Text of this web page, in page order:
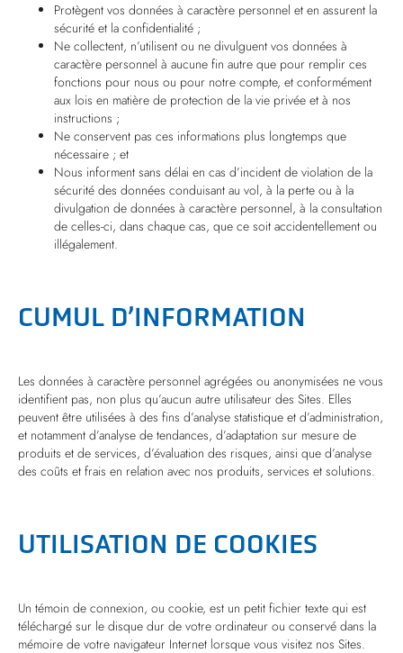
Protègent vos données à caractère personnel et en assurent la
sécurité et la confidentialité ;
Ne collectent, n’utilisent ou ne divulguent vos données à
caractère personnel à aucune fin autre que pour remplir ces
fonctions pour nous ou pour notre compte, et conformément
aux lois en matière de protection de la vie privée et à nos
instructions ;
Ne conservent pas ces informations plus longtemps que
nécessaire ; et
Nous informent sans délai en cas d’incident de violation de la
sécurité des données conduisant au vol, à la perte ou à la
divulgation de données à caractère personnel, à la consultation
de celles-ci, dans chaque cas, que ce soit accidentellement ou
illégalement.
CUMUL D’INFORMATION
Les données à caractère personnel agrégées ou anonymisées ne vous
identifient pas, non plus qu’aucun autre utilisateur des Sites. Elles
peuvent être utilisées à des fins d’analyse statistique et d’administration,
et notamment d’analyse de tendances, d’adaptation sur mesure de
produits et de services, d’évaluation des risques, ainsi que d’analyse
des coûts et frais en relation avec nos produits, services et solutions.
UTILISATION DE COOKIES
Un témoin de connexion, ou cookie, est un petit fichier texte qui est
téléchargé sur le disque dur de votre ordinateur ou conservé dans la
mémoire de votre navigateur Internet lorsque vous visitez nos Sites.